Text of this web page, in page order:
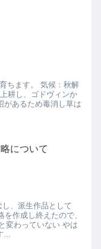
ちます。 気候：秋解
耕し、ゴドヴィンか
があるため毒消し草は
について
、派生作品として
作成し終えたので、
変わっていない やは